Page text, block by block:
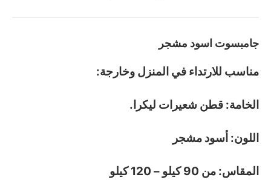
جامبسوت اسود مشجر
مناسب للارتداء في المنزل وخارجة:
الخامة: قطن شعيرات ليكرا.
اللون: أسود مشجر
المقاس: من 90 كيلو – 120 كيلو